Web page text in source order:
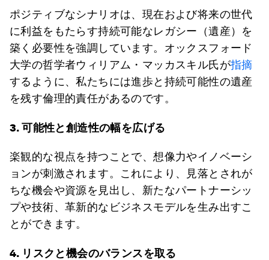
ポジティブなシナリオは、現在および将来の世代
に利益をもたらす持続可能なレガシー（遺産）を
築く必要性を強調しています。オックスフォード
大学の哲学者ウィリアム・マッカスキル氏が指摘
するように、私たちには進歩と持続可能性の遺産
を残す倫理的責任があるのです。
3. 可能性と創造性の幅を広げる
楽観的な視点を持つことで、想像力やイノベーシ
ョンが刺激されます。これにより、見落とされが
ちな機会や資源を見出し、新たなパートナーシッ
プや技術、革新的なビジネスモデルを生み出すこ
とができます。
4. リスクと機会のバランスを取る